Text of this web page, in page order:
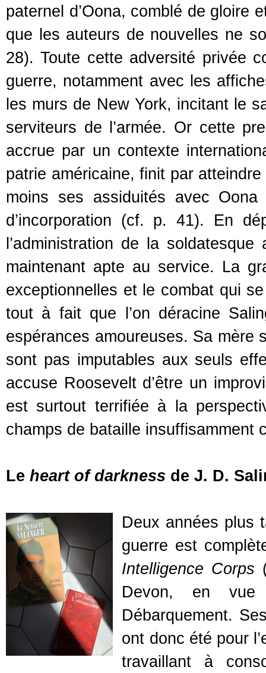
paternel d’Oona, comblé de gloire
que les auteurs de nouvelles ne
28). Toute cette adversité privée
guerre, notamment avec les
les murs de New York, incitant le
serviteurs de l’armée. Or cette
accrue par un contexte
patrie américaine, finit par
moins ses assiduités avec
d’incorporation (cf. p. 41). En
l’administration de la
maintenant apte au service. La
exceptionnelles et le combat qui
tout à fait que l’on déracine
espérances amoureuses. Sa mère
sont pas imputables aux seuls
accuse Roosevelt d’être un
est surtout terrifiée à la
champs de bataille insuffisamment
Le heart of darkness de J. D.
Deux années plus
guerre est
Intelligence Corps
Devon, en
Débarquement.
ont donc été pour
travaillant à